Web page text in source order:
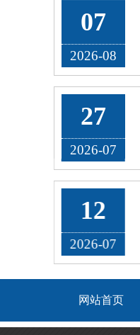
07
2026-08
27
2026-07
12
2026-07
网站首页